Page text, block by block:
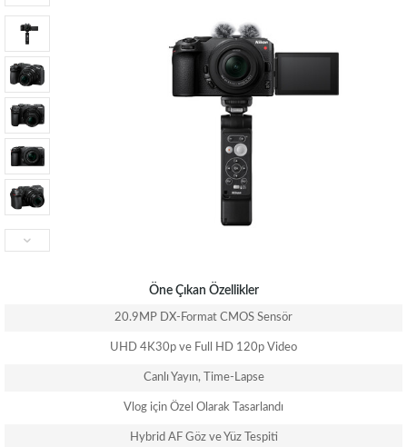
Öne Çıkan Özellikler
20.9MP DX-Format CMOS Sensör
UHD 4K30p ve Full HD 120p Video
Canlı Yayın, Time-Lapse
Vlog için Özel Olarak Tasarlandı
Hybrid AF Göz ve Yüz Tespiti